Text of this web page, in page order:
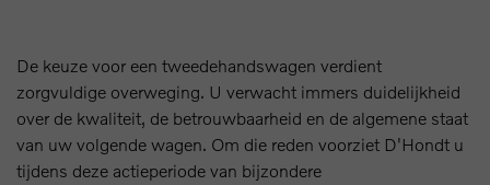
De keuze voor een tweedehandswagen verdient
zorgvuldige overweging. U verwacht immers duidelijkheid
over de kwaliteit, de betrouwbaarheid en de algemene staat
van uw volgende wagen. Om die reden voorziet D'Hondt u
tijdens deze actieperiode van bijzondere